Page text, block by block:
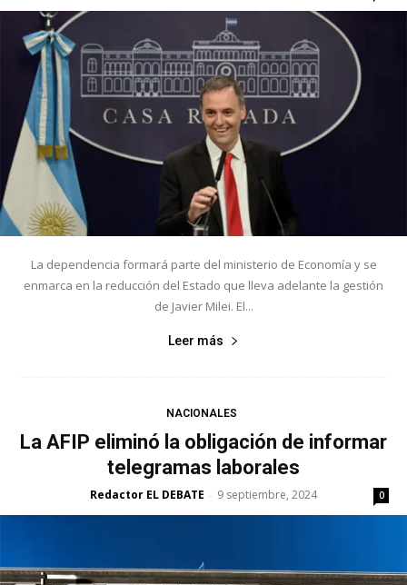
La dependencia formará parte del ministerio de Economía y se
enmarca en la reducción del Estado que lleva adelante la gestión
de Javier Milei. El...
Leer más
NACIONALES
La AFIP eliminó la obligación de informar
telegramas laborales
Redactor EL DEBATE - 9 septiembre, 2024 0